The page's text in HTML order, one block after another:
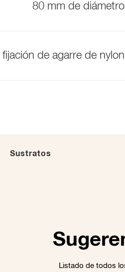
80 mm de diámetro
de agarre de nylon
Sustratos
Listado de todos